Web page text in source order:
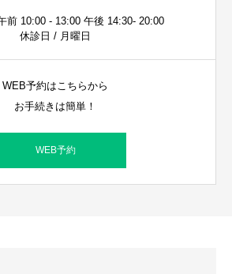
前 10:00 - 13:00 午後 14:30- 20:00
休診日 / 月曜日
WEB予約はこちらから
お手続きは簡単！
WEB予約